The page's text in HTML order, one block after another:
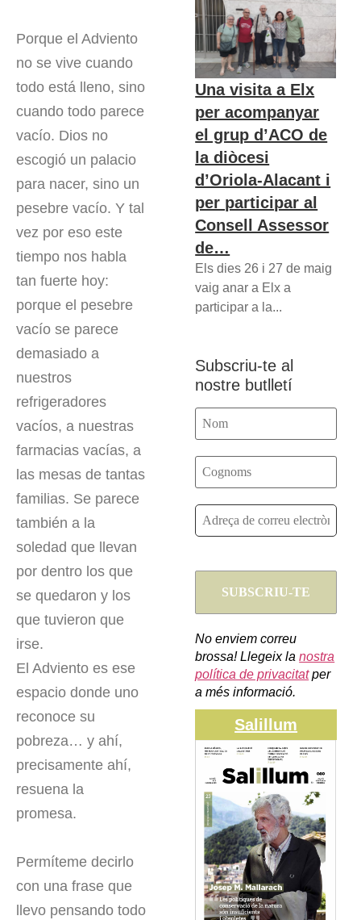
Porque el Adviento
no se vive cuando
todo está lleno, sino
cuando todo parece
vacío. Dios no
escogió un palacio
para nacer, sino un
pesebre vacío. Y tal
vez por eso este
tiempo nos habla
tan fuerte hoy:
porque el pesebre
vacío se parece
demasiado a
nuestros
refrigeradores
vacíos, a nuestras
farmacias vacías, a
las mesas de tantas
familias. Se parece
también a la
soledad que llevan
por dentro los que
se quedaron y los
que tuvieron que
irse.
El Adviento es ese
espacio donde uno
reconoce su
pobreza… y ahí,
precisamente ahí,
resuena la
promesa.
Permíteme decirlo
con una frase que
llevo pensando todo
Una visita a Elx
per acompanyar
el grup d’ACO de
la diòcesi
d’Oriola-Alacant i
per participar al
Consell Assessor
de…
Els dies 26 i 27 de maig
vaig anar a Elx a
participar a la...
Subscriu-te al
nostre butlletí
No enviem correu
brossa! Llegeix lanostra
política de privacitatper
a més informació.
Salillum